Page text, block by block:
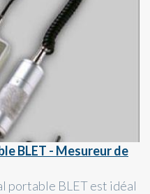
BLET - Mesureur de
portable BLET est idéal